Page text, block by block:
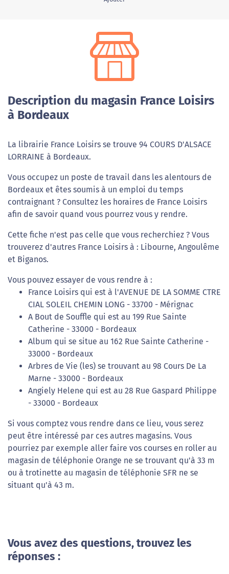
Description du magasin France Loisirs
à Bordeaux
La librairie France Loisirs se trouve 94 COURS D'ALSACE
LORRAINE à Bordeaux.
Vous occupez un poste de travail dans les alentours de
Bordeaux et êtes soumis à un emploi du temps
contraignant ? Consultez les horaires de France Loisirs
afin de savoir quand vous pourrez vous y rendre.
Cette fiche n'est pas celle que vous recherchiez ? Vous
trouverez d'autres France Loisirs à : Libourne, Angoulême
et Biganos.
Vous pouvez essayer de vous rendre à :
France Loisirs qui est à l'AVENUE DE LA SOMME CTRE
CIAL SOLEIL CHEMIN LONG - 33700 - Mérignac
A Bout de Souffle qui est au 199 Rue Sainte
Catherine - 33000 - Bordeaux
Album qui se situe au 162 Rue Sainte Catherine -
33000 - Bordeaux
Arbres de Vie (les) se trouvant au 98 Cours De La
Marne - 33000 - Bordeaux
Angiely Helene qui est au 28 Rue Gaspard Philippe
- 33000 - Bordeaux
Si vous comptez vous rendre dans ce lieu, vous serez
peut être intéressé par ces autres magasins. Vous
pourriez par exemple aller faire vos courses en roller au
magasin de téléphonie Orange ne se trouvant qu'à 33 m
ou à trotinette au magasin de téléphonie SFR ne se
situant qu'à 43 m.
Vous avez des questions, trouvez les
réponses :